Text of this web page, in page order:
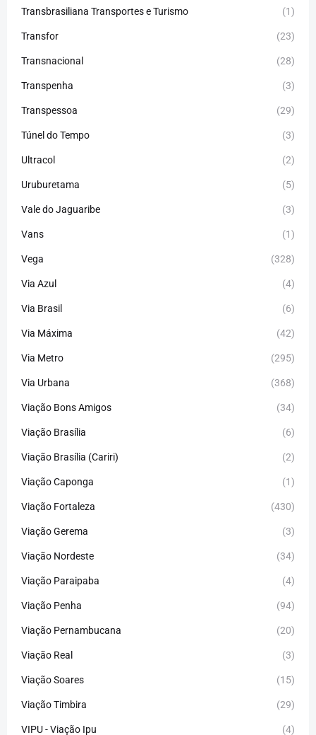
Transbrasiliana Transportes e Turismo (1)
Transfor (23)
Transnacional (28)
Transpenha (3)
Transpessoa (29)
Túnel do Tempo (3)
Ultracol (2)
Uruburetama (5)
Vale do Jaguaribe (3)
Vans (1)
Vega (328)
Via Azul (4)
Via Brasil (6)
Via Máxima (42)
Via Metro (295)
Via Urbana (368)
Viação Bons Amigos (34)
Viação Brasília (6)
Viação Brasília (Cariri) (2)
Viação Caponga (1)
Viação Fortaleza (430)
Viação Gerema (3)
Viação Nordeste (34)
Viação Paraipaba (4)
Viação Penha (94)
Viação Pernambucana (20)
Viação Real (3)
Viação Soares (15)
Viação Timbira (29)
VIPU - Viação Ipu (4)